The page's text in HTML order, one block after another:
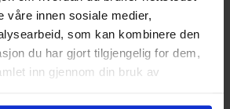
våre innen sosiale medier,
som kan kombinere den
du har gjort tilgjengelig for dem,
inn gjennom din bruk av
424
Marvel Comics
03.04.2018